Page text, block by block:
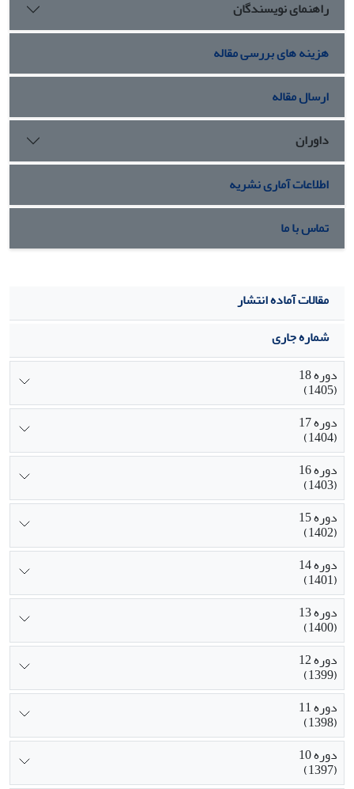
راهنمای نویسندگان
هزینه های بررسی مقاله
ارسال مقاله
داوران
اطلاعات آماری نشریه
تماس با ما
مقالات آماده انتشار
شماره جاری
دوره 18
(1405)
دوره 17
(1404)
دوره 16
(1403)
دوره 15
(1402)
دوره 14
(1401)
دوره 13
(1400)
دوره 12
(1399)
دوره 11
(1398)
دوره 10
(1397)